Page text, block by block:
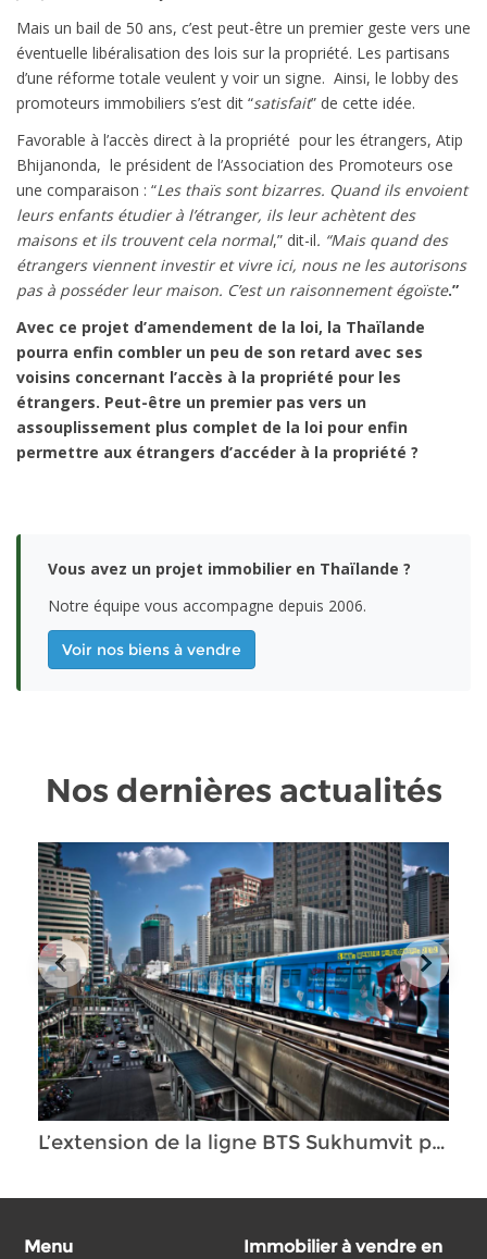
Mais un bail de 50 ans, c’est peut-être un premier geste vers une
éventuelle libéralisation des lois sur la propriété. Les partisans
d’une réforme totale veulent y voir un signe. Ainsi, le lobby des
promoteurs immobiliers s’est dit “satisfait” de cette idée.
Favorable à l’accès direct à la propriété pour les étrangers, Atip
Bhijanonda, le président de l’Association des Promoteurs ose
une comparaison : “Les thaïs sont bizarres. Quand ils envoient
leurs enfants étudier à l’étranger, ils leur achètent des
maisons et ils trouvent cela normal,” dit-il. “Mais quand des
étrangers viennent investir et vivre ici, nous ne les autorisons
pas à posséder leurmaison. C’est un raisonnement égoïste.”
Avec ce projet d’amendement de la loi, la Thaïlande
pourra enfin combler un peu de son retard avec ses
voisins concernant l’accès à la propriété pour les
étrangers. Peut-être un premier pas vers un
assouplissement plus complet de la loi pour enfin
permettre aux étrangers d’accéder à la propriété ?
Vous avez un projet immobilier en Thaïlande ?
Notre équipe vous accompagne depuis 2006.
Voir nos biens à vendre
Nos dernières actualités
L’extension de la ligne BTS Sukhumvit prête à être inaugurée dans la province de Samut Prakan
Menu
Immobilier à vendre en